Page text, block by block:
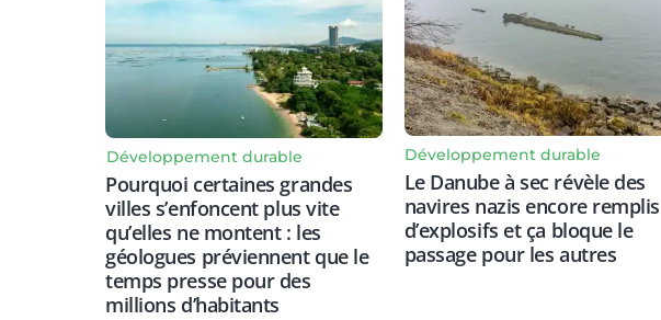
Développement durable
Pourquoi certaines grandes
villes s’enfoncent plus vite
qu’elles ne montent : les
géologues préviennent que le
temps presse pour des
millions d’habitants
Développement durable
Le Danube à sec révèle des
navires nazis encore remplis
d’explosifs et ça bloque le
passage pour les autres